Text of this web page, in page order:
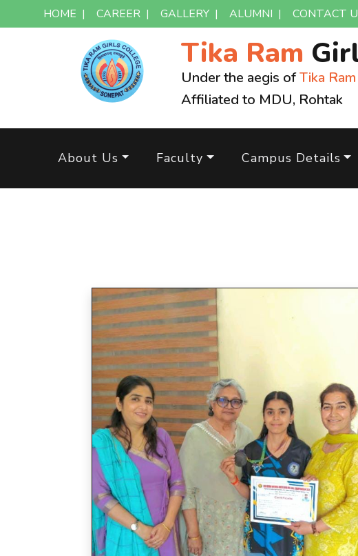
HOME | CAREER | GALLERY | ALUMNI | CONTACT
Tika Ram
Under the aegis ofTika
Affiliated to MDU, Rohtak
About Us Faculty Campus Details